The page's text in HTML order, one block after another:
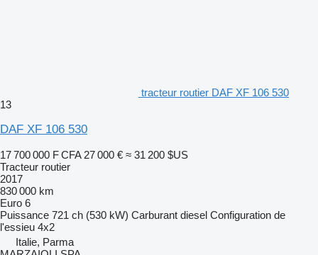
tracteur routier DAF XF 106 530
13
DAF XF 106 530
17 700 000 F CFA 27 000 € ≈ 31 200 $US
Tracteur routier
2017
830 000 km
Euro 6
Puissance 721 ch (530 kW) Carburant diesel Configuration de
l'essieu 4x2
Italie, Parma